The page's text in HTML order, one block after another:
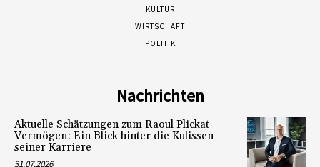
KULTUR
WIRTSCHAFT
POLITIK
Nachrichten
Aktuelle Schätzungen zum Raoul Plickat
Vermögen: Ein Blick hinter die Kulissen
seiner Karriere
31.07.2026